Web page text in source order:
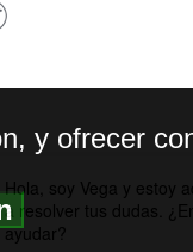
DE PRIVACIDAD
y ofrecer